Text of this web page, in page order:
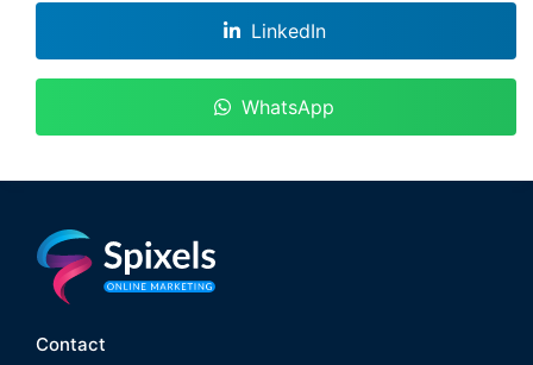
LinkedIn
WhatsApp
Contact